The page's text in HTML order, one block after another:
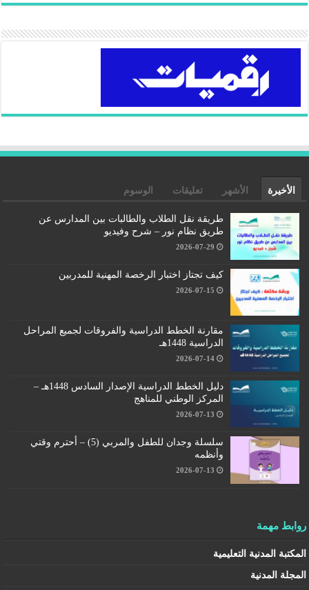
الأخيرة الأشهر تعليقات الوسوم
طريقة نقل الطلاب والطالبات بين المدارس عن
طريق نظام نور – شرح وفيديو
2026-07-29
كيف تجتاز اختبار الرخصة المهنية للمدربين
2026-07-15
مقارنة الخطط الدراسية والفروقات لجميع المراحل
الدراسية 1448هـ
2026-07-14
دليل الخطط الدراسية الإصدار السادس 1448هـ –
المركز الوطني للمناهج
2026-07-13
سلسلة وجدان للطفل والمربي (5) – أحترم وقتي
وأنظمه
2026-07-13
روابط مهمة
المكتبة المدنية التعليمية
المجلة المدنية